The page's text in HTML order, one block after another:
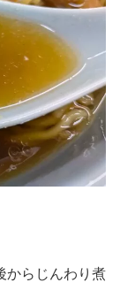
からじんわり煮